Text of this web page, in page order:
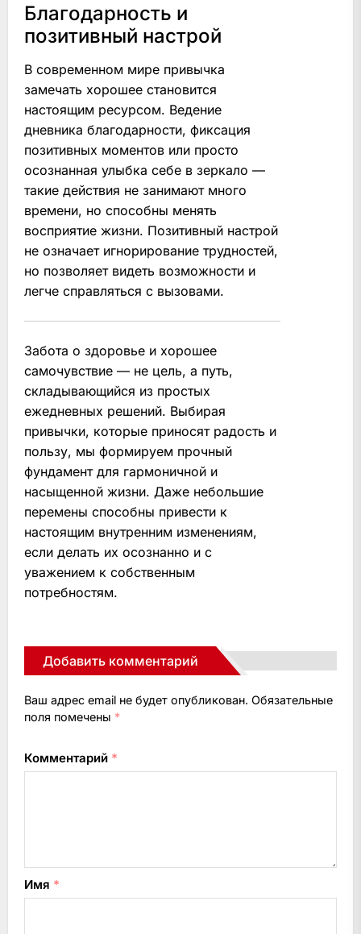
Благодарность и
позитивный настрой
В современном мире привычка
замечать хорошее становится
настоящим ресурсом. Ведение
дневника благодарности, фиксация
позитивных моментов или просто
осознанная улыбка себе в зеркало —
такие действия не занимают много
времени, но способны менять
восприятие жизни. Позитивный настрой
не означает игнорирование трудностей,
но позволяет видеть возможности и
легче справляться с вызовами.
Забота о здоровье и хорошее
самочувствие — не цель, а путь,
складывающийся из простых
ежедневных решений. Выбирая
привычки, которые приносят радость и
пользу, мы формируем прочный
фундамент для гармоничной и
насыщенной жизни. Даже небольшие
перемены способны привести к
настоящим внутренним изменениям,
если делать их осознанно и с
уважением к собственным
потребностям.
Добавить комментарий
Ваш адрес email не будет опубликован. Обязательные
поля помечены *
Комментарий *
Имя *